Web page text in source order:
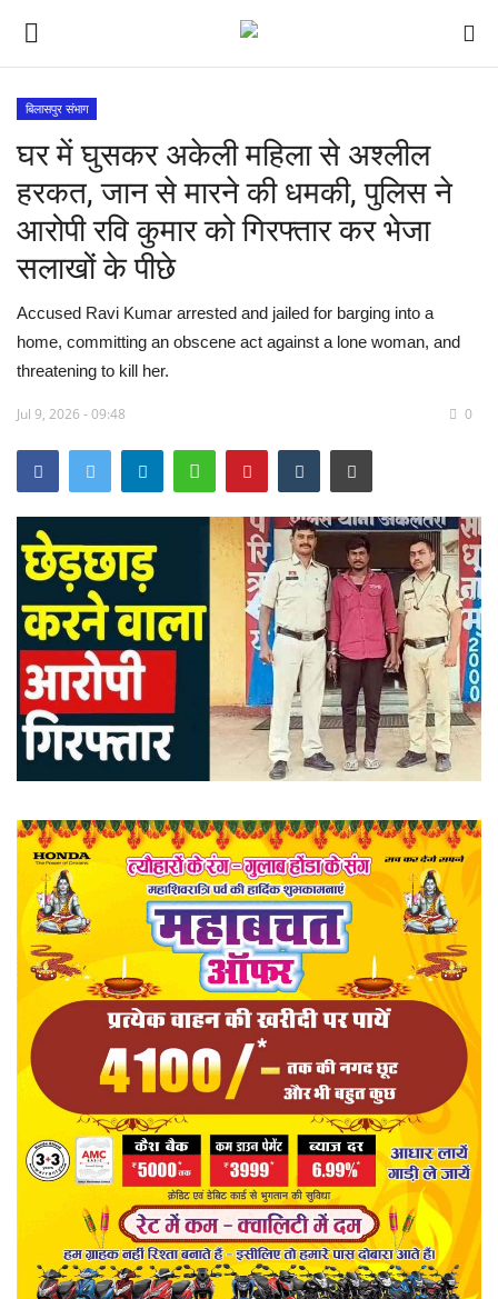
विश्व
देश
मध्य प्रदेश
विदेश
मुख्य समाचार
राष्ट्रीय
खेल
राज्य
व्यापार
संपादकीय
मनोरंजन
राजनीति
मैगज़ीन की लेख
प्रमुख खबर
हेल्थ
Language
English hindi
बिलासपुर संभाग
घर में घुसकर अकेली महिला से अश्लील
हरकत, जान से मारने की धमकी, पुलिस ने
आरोपी रवि कुमार को गिरफ्तार कर भेजा
सलाखों के पीछे
Accused Ravi Kumar arrested and jailed for barging into a
home, committing an obscene act against a lone woman, and
threatening to kill her.
Jul 9, 2026 - 09:48 0